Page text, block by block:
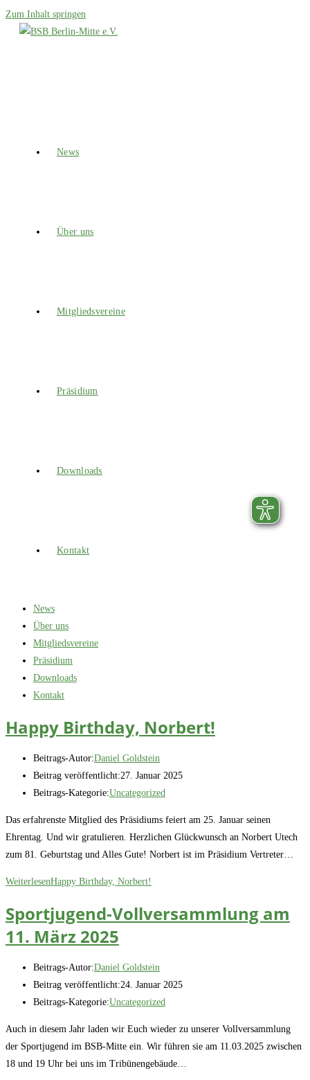
Zum Inhalt springen
News
Über uns
Mitgliedsvereine
Präsidium
Downloads
Kontakt
News
Über uns
Mitgliedsvereine
Präsidium
Downloads
Kontakt
Happy Birthday, Norbert!
Beitrags-Autor:Daniel Goldstein
Beitrag veröffentlicht:27. Januar 2025
Beitrags-Kategorie:Uncategorized
Das erfahrenste Mitglied des Präsidiums feiert am 25. Januar seinen
Ehrentag. Und wir gratulieren. Herzlichen Glückwunsch an Norbert Utech
zum 81. Geburtstag und Alles Gute! Norbert ist im Präsidium Vertreter…
WeiterlesenHappy Birthday, Norbert!
Sportjugend-Vollversammlung am
11. März 2025
Beitrags-Autor:Daniel Goldstein
Beitrag veröffentlicht:24. Januar 2025
Beitrags-Kategorie:Uncategorized
Auch in diesem Jahr laden wir Euch wieder zu unserer Vollversammlung
der Sportjugend im BSB-Mitte ein. Wir führen sie am 11.03.2025 zwischen
18 und 19 Uhr bei uns im Tribünengebäude…